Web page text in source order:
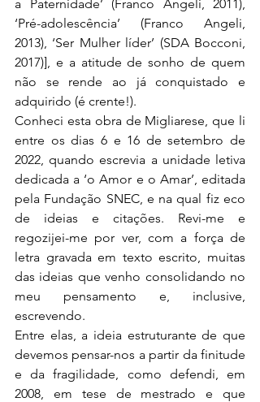
a Paternidade’ (Franco Angeli, 2011),
‘Pré-adolescência’ (Franco Angeli,
2013), ‘Ser Mulher líder’ (SDA Bocconi,
2017)], e a atitude de sonho de quem
não se rende ao já conquistado e
adquirido (é crente!).
Conheci esta obra de Migliarese, que li
entre os dias 6 e 16 de setembro de
2022, quando escrevia a unidade letiva
dedicada a ‘o Amor e o Amar’, editada
pela Fundação SNEC, e na qual fiz eco
de ideias e citações. Revi-me e
regozijei-me por ver, com a força de
letra gravada em texto escrito, muitas
das ideias que venho consolidando no
meu pensamento e, inclusive,
escrevendo.
Entre elas, a ideia estruturante de que
devemos pensar-nos a partir da finitude
e da fragilidade, como defendi, em
2008, em tese de mestrado e que